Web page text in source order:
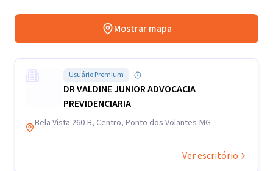
Mostrar mapa
Usuário Premium
DR VALDINE JUNIOR ADVOCACIA
PREVIDENCIARIA
Bela Vista 260-B, Centro, Ponto dos Volantes-MG
Ver escritório